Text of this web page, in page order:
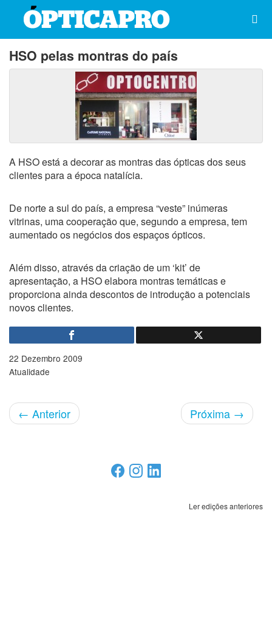
HSO pelas montras do país
A HSO está a decorar as montras das ópticas dos seus
clientes para a época natalícia.
De norte a sul do país, a empresa “veste” inúmeras
vitrinas, uma cooperação que, segundo a empresa, tem
aumentado os negócios dos espaços ópticos.
Além disso, através da criação de um ‘kit’ de
apresentação, a HSO elabora montras temáticas e
proporciona ainda descontos de introdução a potenciais
novos clientes.
22 Dezembro 2009
Atualidade
← Anterior Próxima →
Ler edições anteriores